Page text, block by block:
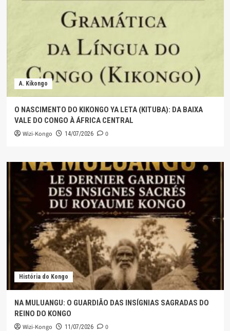
A. Kikongo
O NASCIMENTO DO KIKONGO YA LETA (KITUBA): DA BAIXA
VALE DO CONGO À ÁFRICA CENTRAL
Wizi-Kongo 14/07/2026 0
História do Kongo
NA MULUANGU: O GUARDIÃO DAS INSÍGNIAS SAGRADAS DO
REINO DO KONGO
Wizi-Kongo 11/07/2026 0